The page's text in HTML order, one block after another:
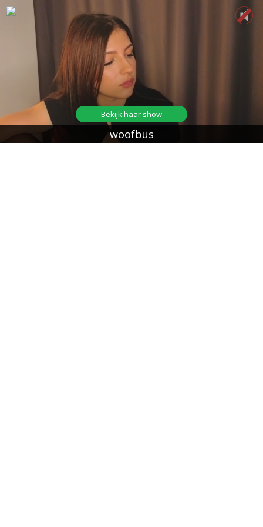
woofbus
Bekijk haar show